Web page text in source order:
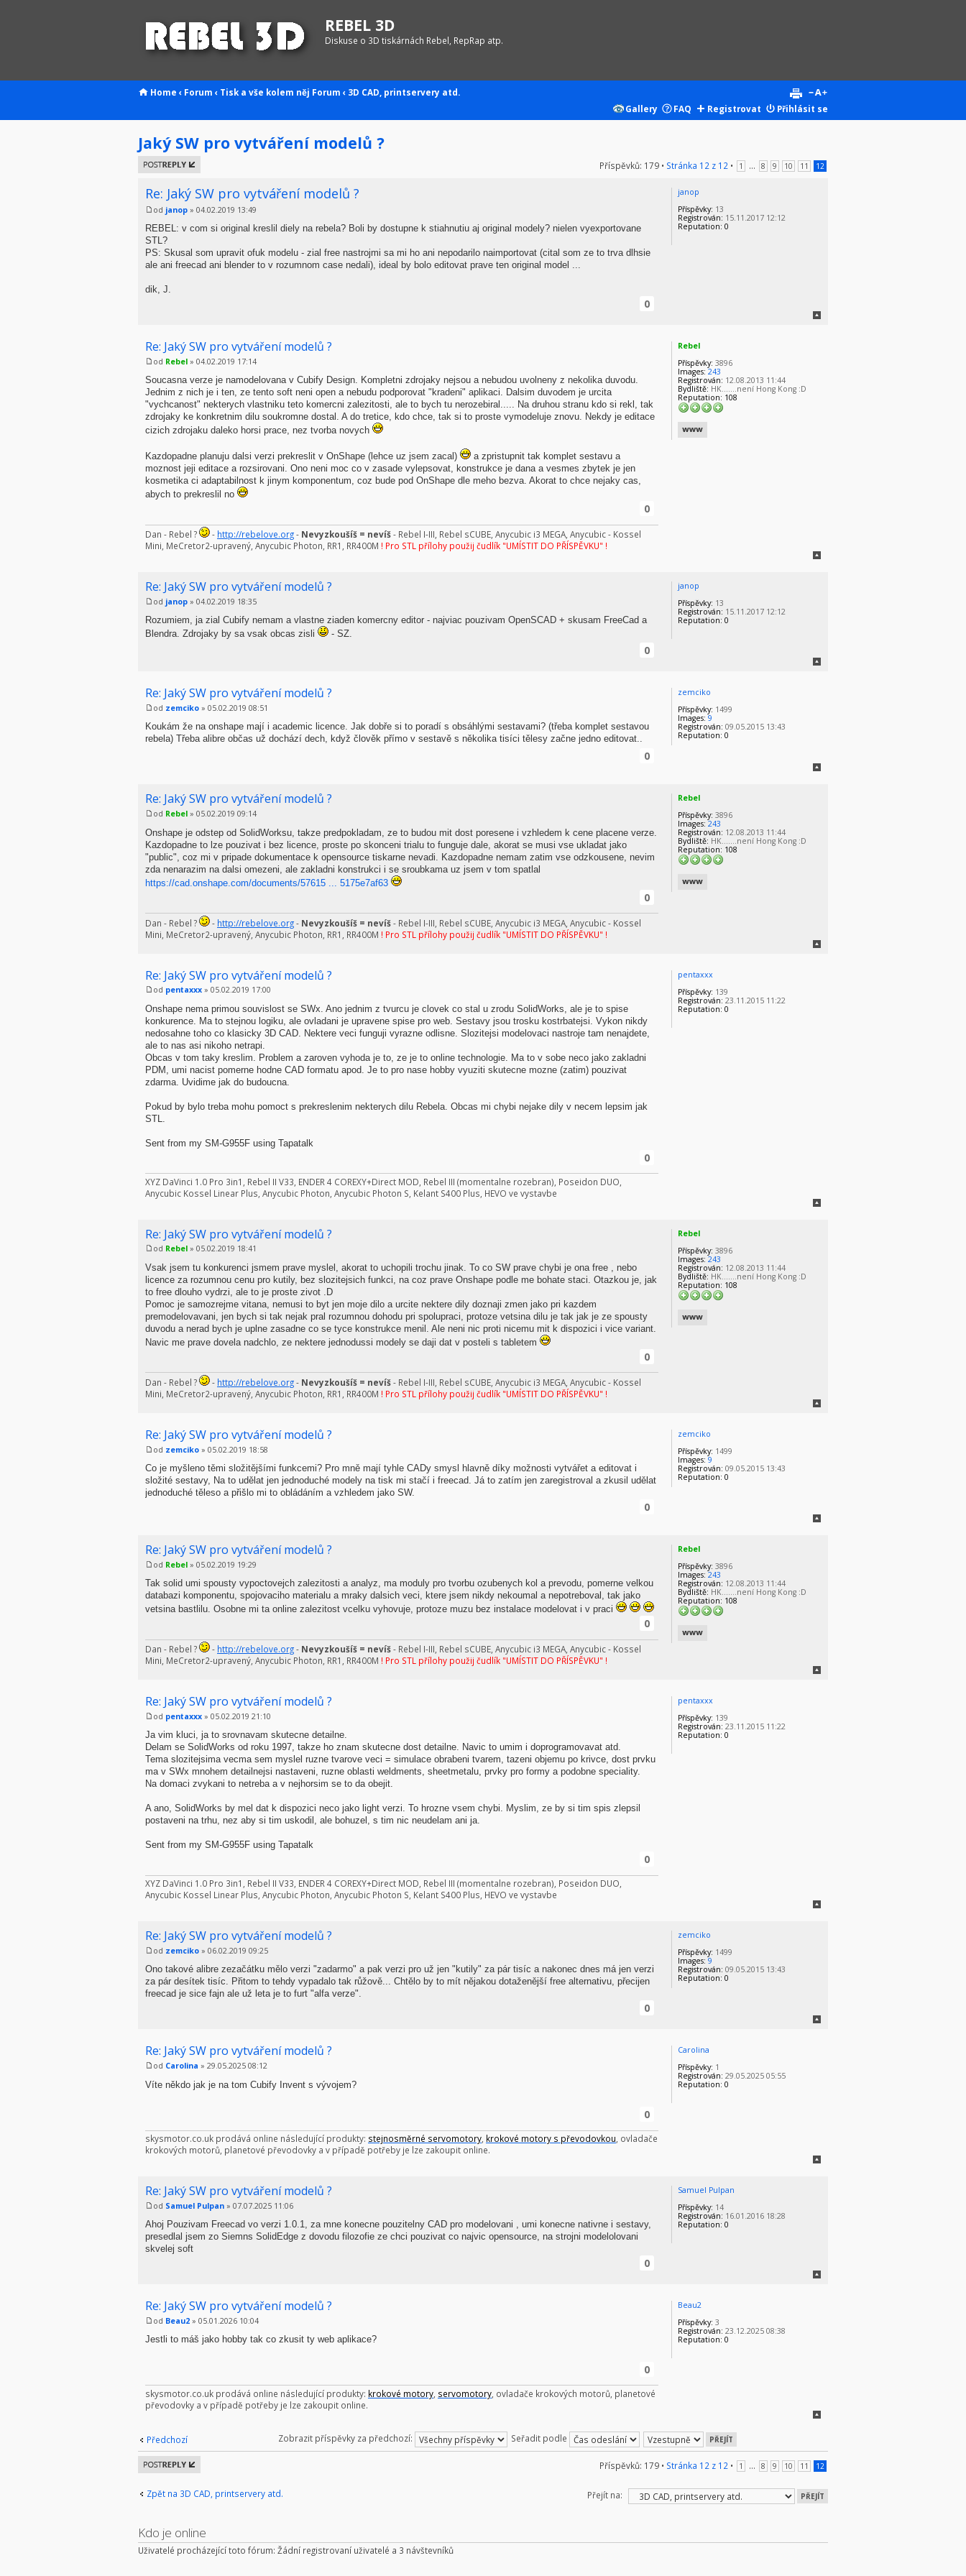
REBEL 3D
Diskuse o 3D tiskárnách Rebel, RepRap atp.
Home ‹ Forum ‹ Tisk a vše kolem něj Forum ‹ 3D CAD, printservery atd.
Gallery
FAQ Registrovat Přihlásit se
Jaký SW pro vytváření modelů ?
Odeslat
odpověď
Příspěvků: 179 • Stránka 12 z 12 • 1 ... 8 9 10 11 12
Re: Jaký SW pro vytváření modelů ?
od janop » 04.02.2019 13:49
REBEL: v com si original kreslil diely na rebela? Boli by dostupne k stiahnutiu aj original modely? nielen vyexportovane
STL?
PS: Skusal som upravit ofuk modelu - zial free nastrojmi sa mi ho ani nepodarilo naimportovat (cital som ze to trva dlhsie
ale ani freecad ani blender to v rozumnom case nedali), ideal by bolo editovat prave ten original model ...
dik, J.
0
janop
Příspěvky: 13
Registrován: 15.11.2017 12:12
Reputation: 0
Re: Jaký SW pro vytváření modelů ?
od Rebel » 04.02.2019 17:14
Soucasna verze je namodelovana v Cubify Design. Kompletni zdrojaky nejsou a nebudou uvolneny z nekolika duvodu.
Jednim z nich je i ten, ze tento soft neni open a nebudu podporovat "kradeni" aplikaci. Dalsim duvodem je urcita
"vychcanost" nekterych vlastniku teto komercni zalezitosti, ale to bych tu nerozebiral..... Na druhou stranu kdo si rekl, tak
zdrojaky ke konkretnim dilu soukromne dostal. A do tretice, kdo chce, tak si to proste vymodeluje znovu. Nekdy je editace
cizich zdrojaku daleko horsi prace, nez tvorba novych
Kazdopadne planuju dalsi verzi prekreslit v OnShape (lehce uz jsem zacal)
a zpristupnit tak komplet sestavu a
moznost jeji editace a rozsirovani. Ono neni moc co v zasade vylepsovat, konstrukce je dana a vesmes zbytek je jen
kosmetika ci adaptabilnost k jinym komponentum, coz bude pod OnShape dle meho bezva. Akorat to chce nejaky cas,
abych to prekreslil no
0
Dan - Rebel ? - http://rebelove.org- Nevyzkoušíš = nevíš- Rebel I-III, Rebel sCUBE, Anycubic i3 MEGA, Anycubic - Kossel
Mini, MeCretor2-upravený, Anycubic Photon, RR1, RR400M ! Pro STL přílohy použij čudlík "UMÍSTIT DO PŘÍSPĚVKU" !
Rebel
Příspěvky: 3896
Images: 243
Registrován: 12.08.2013 11:44
Bydliště: HK.......není Hong Kong :D
Reputation: 108
Re: Jaký SW pro vytváření modelů ?
od janop » 04.02.2019 18:35
Rozumiem, ja zial Cubify nemam a vlastne ziaden komercny editor - najviac pouzivam OpenSCAD + skusam FreeCad a
Blendra. Zdrojaky by sa vsak obcas zisli
- SZ.
0
janop
Příspěvky: 13
Registrován: 15.11.2017 12:12
Reputation: 0
Re: Jaký SW pro vytváření modelů ?
od zemciko » 05.02.2019 08:51
Koukám že na onshape mají i academic licence. Jak dobře si to poradí s obsáhlými sestavami? (třeba komplet sestavou
rebela) Třeba alibre občas už dochází dech, když člověk přímo v sestavě s několika tisíci tělesy začne jedno editovat..
0
zemciko
Příspěvky: 1499
Images: 9
Registrován: 09.05.2015 13:43
Reputation: 0
Re: Jaký SW pro vytváření modelů ?
od Rebel » 05.02.2019 09:14
Onshape je odstep od SolidWorksu, takze predpokladam, ze to budou mit dost poresene i vzhledem k cene placene verze.
Kazdopadne to lze pouzivat i bez licence, proste po skonceni trialu to funguje dale, akorat se musi vse ukladat jako
"public", coz mi v pripade dokumentace k opensource tiskarne nevadi. Kazdopadne nemam zatim vse odzkousene, nevim
zda nenarazim na dalsi omezeni, ale zakladni konstrukci i se sroubkama uz jsem v tom spatlal
https://cad.onshape.com/documents/57615 ... 5175e7af63
0
Dan - Rebel ? - http://rebelove.org- Nevyzkoušíš = nevíš- Rebel I-III, Rebel sCUBE, Anycubic i3 MEGA, Anycubic - Kossel
Mini, MeCretor2-upravený, Anycubic Photon, RR1, RR400M ! Pro STL přílohy použij čudlík "UMÍSTIT DO PŘÍSPĚVKU" !
Rebel
Příspěvky: 3896
Images: 243
Registrován: 12.08.2013 11:44
Bydliště: HK.......není Hong Kong :D
Reputation: 108
Re: Jaký SW pro vytváření modelů ?
od pentaxxx » 05.02.2019 17:00
Onshape nema primou souvislost se SWx. Ano jednim z tvurcu je clovek co stal u zrodu SolidWorks, ale je to spise
konkurence. Ma to stejnou logiku, ale ovladani je upravene spise pro web. Sestavy jsou trosku kostrbatejsi. Vykon nikdy
nedosahne toho co klasicky 3D CAD. Nektere veci funguji vyrazne odlisne. Slozitejsi modelovaci nastroje tam nenajdete,
ale to nas asi nikoho netrapi.
Obcas v tom taky kreslim. Problem a zaroven vyhoda je to, ze je to online technologie. Ma to v sobe neco jako zakladni
PDM, umi nacist pomerne hodne CAD formatu apod. Je to pro nase hobby vyuziti skutecne mozne (zatim) pouzivat
zdarma. Uvidime jak do budoucna.
Pokud by bylo treba mohu pomoct s prekreslenim nekterych dilu Rebela. Obcas mi chybi nejake dily v necem lepsim jak
STL.
Sent from my SM-G955F using Tapatalk
0
XYZ DaVinci 1.0 Pro 3in1, Rebel II V33, ENDER 4 COREXY+Direct MOD, Rebel III (momentalne rozebran), Poseidon DUO,
Anycubic Kossel Linear Plus, Anycubic Photon, Anycubic Photon S, Kelant S400 Plus, HEVO ve vystavbe
pentaxxx
Příspěvky: 139
Registrován: 23.11.2015 11:22
Reputation: 0
Re: Jaký SW pro vytváření modelů ?
od Rebel » 05.02.2019 18:41
Vsak jsem tu konkurenci jsmem prave myslel, akorat to uchopili trochu jinak. To co SW prave chybi je ona free , nebo
licence za rozumnou cenu pro kutily, bez slozitejsich funkci, na coz prave Onshape podle me bohate staci. Otazkou je, jak
to free dlouho vydrzi, ale to je proste zivot .D
Pomoc je samozrejme vitana, nemusi to byt jen moje dilo a urcite nektere dily doznaji zmen jako pri kazdem
premodelovavani, jen bych si tak nejak pral rozumnou dohodu pri spolupraci, protoze vetsina dilu je tak jak je ze spousty
duvodu a nerad bych je uplne zasadne co se tyce konstrukce menil. Ale neni nic proti nicemu mit k dispozici i vice variant.
Navic me prave dovela nadchlo, ze nektere jednodussi modely se daji dat v posteli s tabletem
0
Dan - Rebel ? - http://rebelove.org- Nevyzkoušíš = nevíš- Rebel I-III, Rebel sCUBE, Anycubic i3 MEGA, Anycubic - Kossel
Mini, MeCretor2-upravený, Anycubic Photon, RR1, RR400M ! Pro STL přílohy použij čudlík "UMÍSTIT DO PŘÍSPĚVKU" !
Rebel
Příspěvky: 3896
Images: 243
Registrován: 12.08.2013 11:44
Bydliště: HK.......není Hong Kong :D
Reputation: 108
Re: Jaký SW pro vytváření modelů ?
od zemciko » 05.02.2019 18:58
Co je myšleno těmi složitějšími funkcemi? Pro mně mají tyhle CADy smysl hlavně díky možnosti vytvářet a editovat i
složité sestavy, Na to udělat jen jednoduché modely na tisk mi stačí i freecad. Já to zatím jen zaregistroval a zkusil udělat
jednoduché těleso a přišlo mi to obládáním a vzhledem jako SW.
0
zemciko
Příspěvky: 1499
Images: 9
Registrován: 09.05.2015 13:43
Reputation: 0
Re: Jaký SW pro vytváření modelů ?
od Rebel » 05.02.2019 19:29
Tak solid umi spousty vypoctovejch zalezitosti a analyz, ma moduly pro tvorbu ozubenych kol a prevodu, pomerne velkou
databazi komponentu, spojovaciho materialu a mraky dalsich veci, ktere jsem nikdy nekoumal a nepotreboval, tak jako
vetsina bastlilu. Osobne mi ta online zalezitost vcelku vyhovuje, protoze muzu bez instalace modelovat i v praci
0
Dan - Rebel ? - http://rebelove.org- Nevyzkoušíš = nevíš- Rebel I-III, Rebel sCUBE, Anycubic i3 MEGA, Anycubic - Kossel
Mini, MeCretor2-upravený, Anycubic Photon, RR1, RR400M ! Pro STL přílohy použij čudlík "UMÍSTIT DO PŘÍSPĚVKU" !
Rebel
Příspěvky: 3896
Images: 243
Registrován: 12.08.2013 11:44
Bydliště: HK.......není Hong Kong :D
Reputation: 108
Re: Jaký SW pro vytváření modelů ?
od pentaxxx » 05.02.2019 21:10
Ja vim kluci, ja to srovnavam skutecne detailne.
Delam se SolidWorks od roku 1997, takze ho znam skutecne dost detailne. Navic to umim i doprogramovavat atd.
Tema slozitejsima vecma sem myslel ruzne tvarove veci = simulace obrabeni tvarem, tazeni objemu po krivce, dost prvku
ma v SWx mnohem detailnejsi nastaveni, ruzne oblasti weldments, sheetmetalu, prvky pro formy a podobne speciality.
Na domaci zvykani to netreba a v nejhorsim se to da obejit.
A ano, SolidWorks by mel dat k dispozici neco jako light verzi. To hrozne vsem chybi. Myslim, ze by si tim spis zlepsil
postaveni na trhu, nez aby si tim uskodil, ale bohuzel, s tim nic neudelam ani ja.
Sent from my SM-G955F using Tapatalk
0
XYZ DaVinci 1.0 Pro 3in1, Rebel II V33, ENDER 4 COREXY+Direct MOD, Rebel III (momentalne rozebran), Poseidon DUO,
Anycubic Kossel Linear Plus, Anycubic Photon, Anycubic Photon S, Kelant S400 Plus, HEVO ve vystavbe
pentaxxx
Příspěvky: 139
Registrován: 23.11.2015 11:22
Reputation: 0
Re: Jaký SW pro vytváření modelů ?
od zemciko » 06.02.2019 09:25
Ono takové alibre zezačátku mělo verzi "zadarmo" a pak verzi pro už jen "kutily" za pár tisíc a nakonec dnes má jen verzi
za pár desítek tisíc. Přitom to tehdy vypadalo tak růžově... Chtělo by to mít nějakou dotaženější free alternativu, přecijen
freecad je sice fajn ale už leta je to furt "alfa verze".
0
zemciko
Příspěvky: 1499
Images: 9
Registrován: 09.05.2015 13:43
Reputation: 0
Re: Jaký SW pro vytváření modelů ?
od Carolina » 29.05.2025 08:12
Víte někdo jak je na tom Cubify Invent s vývojem?
0
skysmotor.co.uk prodává online následující produkty: stejnosměrné servomotory krokové motory s převodovkou , ovladače
krokových motorů, planetové převodovky a v případě potřeby je lze zakoupit online.
Carolina
Příspěvky: 1
Registrován: 29.05.2025 05:55
Reputation: 0
Re: Jaký SW pro vytváření modelů ?
od Samuel Pulpan » 07.07.2025 11:06
Ahoj Pouzivam Freecad vo verzi 1.0.1, za mne konecne pouzitelny CAD pro modelovani , umi konecne nativne i sestavy,
presedlal jsem zo Siemns SolidEdge z dovodu filozofie ze chci pouzivat co najvic opensource, na strojni modelolovani
skvelej soft
0
Samuel Pulpan
Příspěvky: 14
Registrován: 16.01.2016 18:28
Reputation: 0
Re: Jaký SW pro vytváření modelů ?
od Beau2 » 05.01.2026 10:04
Jestli to máš jako hobby tak co zkusit ty web aplikace?
0
skysmotor.co.uk prodává online následující produkty: krokové motory servomotory , ovladače krokových motorů, planetové
převodovky a v případě potřeby je lze zakoupit online.
Beau2
Příspěvky: 3
Registrován: 23.12.2025 08:38
Reputation: 0
Předchozí Zobrazit příspěvky za předchozí: Seřadit podle
Odeslat
odpověď
Příspěvků: 179 • Stránka 12 z 12 • 1 ... 8 9 10 11 12
Zpět na 3D CAD, printservery atd. Přejít na:
Kdo je online
Uživatelé procházející toto fórum: Žádní registrovaní uživatelé a 3 návštevníků